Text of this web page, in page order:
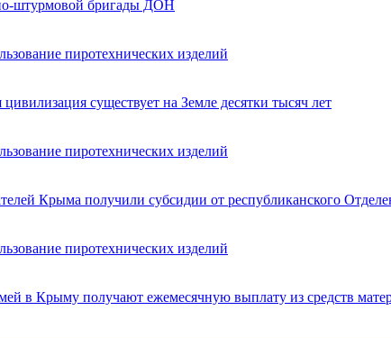
штурмовой бригады ДОН
пиротехнических изделий
существует на Земле десятки тысяч лет
пиротехнических изделий
Крыма получили субсидии от республиканского
пиротехнических изделий
в Крыму получают ежемесячную выплату из средств